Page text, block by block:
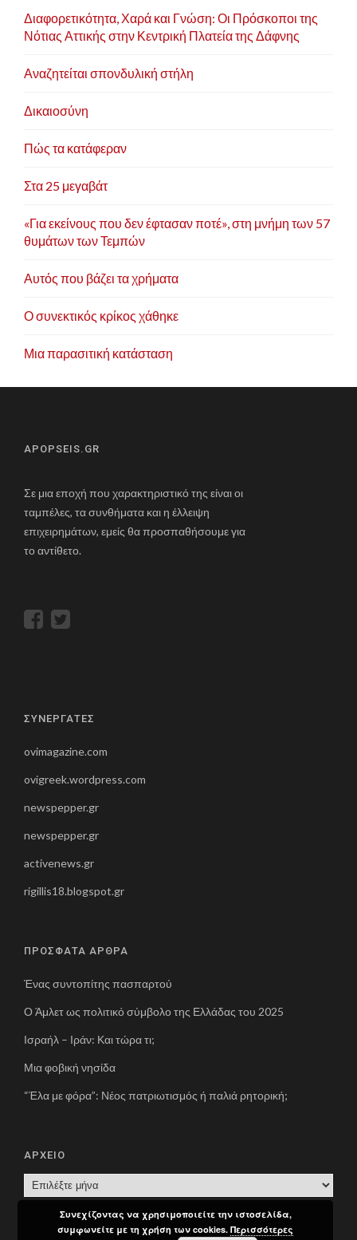
Διαφορετικότητα, Χαρά και Γνώση: Οι Πρόσκοποι της
Νότιας Αττικής στην Κεντρική Πλατεία της Δάφνης
Αναζητείται σπονδυλική στήλη
Δικαιοσύνη
Πώς τα κατάφεραν
Στα 25 μεγαβάτ
«Για εκείνους που δεν έφτασαν ποτέ», στη μνήμη των 57
θυμάτων των Τεμπών
Αυτός που βάζει τα χρήματα
Ο συνεκτικός κρίκος χάθηκε
Μια παρασιτική κατάσταση
APOPSEIS.GR
Σε μια εποχή που χαρακτηριστικό της είναι οι
ταμπέλες, τα συνθήματα και η έλλειψη
επιχειρημάτων, εμείς θα προσπαθήσουμε για
το αντίθετο.
ΣΥΝΕΡΓΑΤΕΣ
ovimagazine.com
ovigreek.wordpress.com
newspepper.gr
newspepper.gr
activenews.gr
rigillis18.blogspot.gr
ΠΡΟΣΦΑΤΑ ΑΡΘΡΑ
Ένας συντοπίτης πασπαρτού
Ο Άμλετ ως πολιτικό σύμβολο της Ελλάδας του 2025
Ισραήλ – Ιράν: Και τώρα τι;
Μια φοβική νησίδα
“Έλα με φόρα”: Νέος πατριωτισμός ή παλιά ρητορική;
ΑΡΧΕΙΟ
Ρ
Συνεχίζοντας να χρησιμοποιείτε την ιστοσελίδα,
συμφωνείτε με τη χρήση των cookies.Περισσότερες